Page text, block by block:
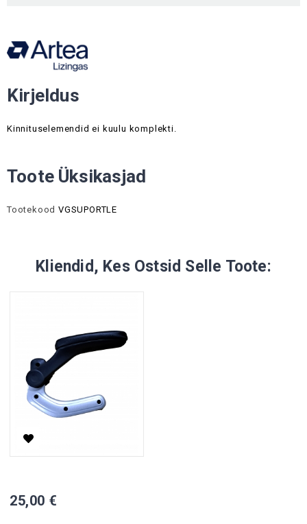
Kirjeldus
Kinnituselemendid ei kuulu komplekti.
Toote Üksikasjad
Tootekood VGSUPORTLE
Kliendid, Kes Ostsid Selle Toote:
Hind
25,00 €